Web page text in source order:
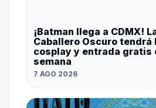
¡Batman llega a CDMX!
Caballero Oscuro tendrá
cosplay y entrada gratis
semana
7 AGO 2026